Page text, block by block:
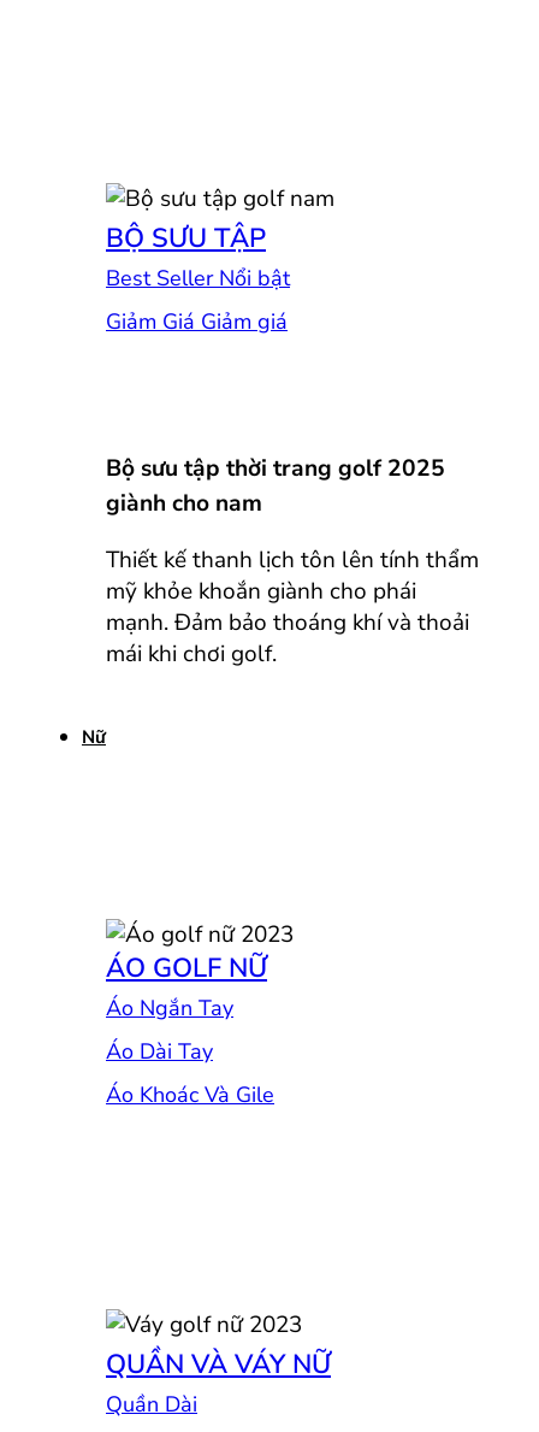
BỘ SƯU TẬP
Best Seller
Giảm Giá
Bộ sưu tập thời trang golf 2025
giành cho nam
Thiết kế thanh lịch tôn lên tính thẩm
mỹ khỏe khoắn giành cho phái
mạnh. Đảm bảo thoáng khí và thoải
mái khi chơi golf.
Nữ
ÁO GOLF NỮ
Áo Ngắn Tay
Áo Dài Tay
Áo Khoác Và Gile
QUẦN VÀ VÁY NỮ
Quần Dài